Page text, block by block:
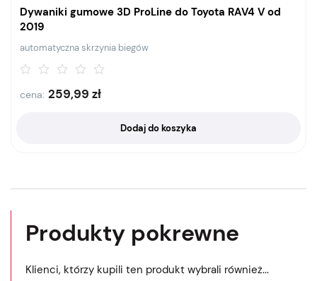
Dywaniki gumowe 3D ProLine do Toyota RAV4 V od
2019
automatyczna skrzynia biegów
cena: 259,99 zł
Dodaj do koszyka
Produkty pokrewne
Klienci, którzy kupili ten produkt wybrali również...